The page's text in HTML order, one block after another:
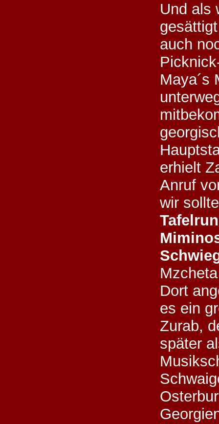
Und als
auch
Maya´s
erhielt
Anruf
wir
Dort
es ein
Zurab,
später